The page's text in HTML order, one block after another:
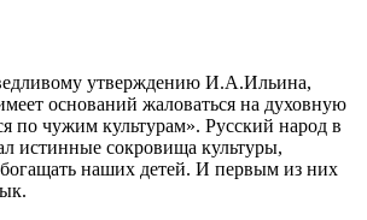
утверждению И.А.Ильина,
оснований жаловаться на духовную
по чужим культурам». Русский народ в
истинные сокровища культуры,
наших детей. И первым из них